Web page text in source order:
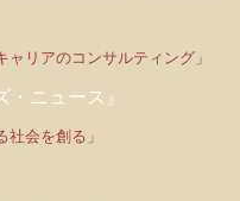
ャリアのコンサルティング」
ニュース』
社会を創る」